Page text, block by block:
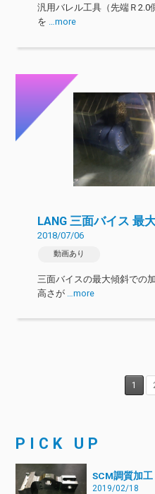
汎用バレル工具（先端Ｒ2.0
を …more
LANG 三面バイス 最
2018/07/06
動画あり
三面バイスの最大傾斜での
高さが
…more
1
PICK UP
SCM調質加工
2019/02/18